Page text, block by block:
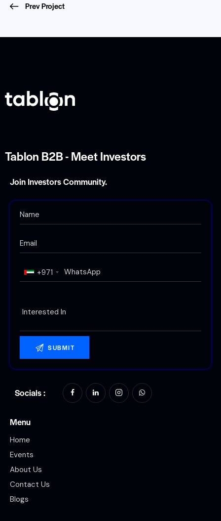
Prev Project
Tablon B2B - Meet Investors
Join Investors Community.
+971
Socials :
Menu
Home
Events
About Us
Contact Us
Blogs